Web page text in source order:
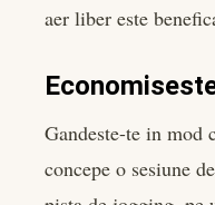
aer liber este
Gandeste-te in
concepe o sesiune